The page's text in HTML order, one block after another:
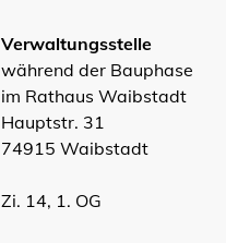
Verwaltungsstelle
während der Bauphase
im Rathaus Waibstadt
Hauptstr. 31
74915 Waibstadt
Zi. 14, 1. OG